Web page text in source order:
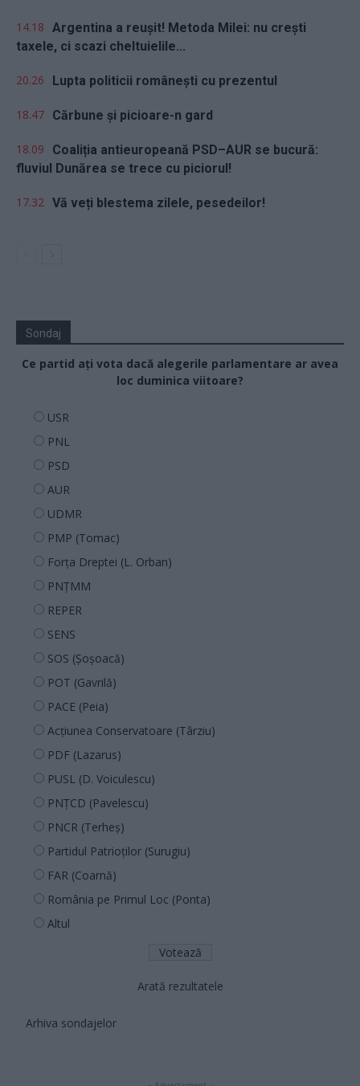
14.18 Argentina a reușit! Metoda Milei: nu crești
taxele, ci scazi cheltuielile...
20.26 Lupta politicii românești cu prezentul
18.47 Cărbune și picioare-n gard
18.09
Coaliția antieuropeană PSD–AUR se bucură:
fluviul Dunărea se trece cu piciorul!
17.32 Vă veți blestema zilele, pesedeilor!
Sondaj
Ce partid ați vota dacă alegerile parlamentare ar avea
loc duminica viitoare?
USR
PNL
PSD
AUR
UDMR
PMP (Tomac)
Forța Dreptei (L. Orban)
PNȚMM
REPER
SENS
SOS (Șoșoacă)
POT (Gavrilă)
PACE (Peia)
Acțiunea Conservatoare (Târziu)
PDF (Lazarus)
PUSL (D. Voiculescu)
PNȚCD (Pavelescu)
PNCR (Terheș)
Partidul Patrioților (Surugiu)
FAR (Coarnă)
România pe Primul Loc (Ponta)
Altul
Arată rezultatele
Arhiva sondajelor